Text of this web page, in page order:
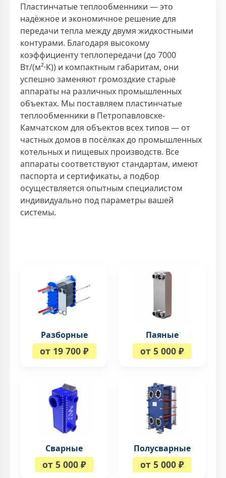
Пластинчатые теплообменники — это
надёжное и экономичное решение для
передачи тепла между двумя жидкостными
контурами. Благодаря высокому
коэффициенту теплопередачи (до 7000
Вт/(м²·К)) и компактным габаритам, они
успешно заменяют громоздкие старые
аппараты на различных промышленных
объектах. Мы поставляем пластинчатые
теплообменники в Петропавловске-
Камчатском для объектов всех типов — от
частных домов в посёлках до промышленных
котельных и пищевых производств. Все
аппараты соответствуют стандартам, имеют
паспорта и сертификаты, а подбор
осуществляется опытным специалистом
индивидуально под параметры вашей
системы.
Разборные
от 19 700 ₽
Паяные
от 5 000 ₽
Сварные
от 5 000 ₽
Полусварные
от 5 000 ₽